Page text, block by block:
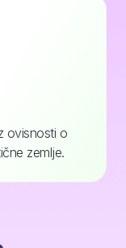
ovisnosti o
zemlje.